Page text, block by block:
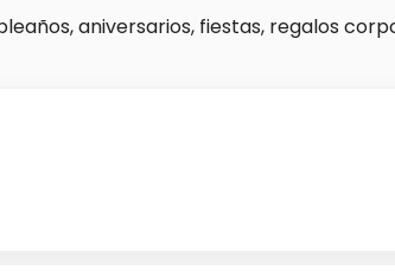
aniversarios, fiestas, regalos